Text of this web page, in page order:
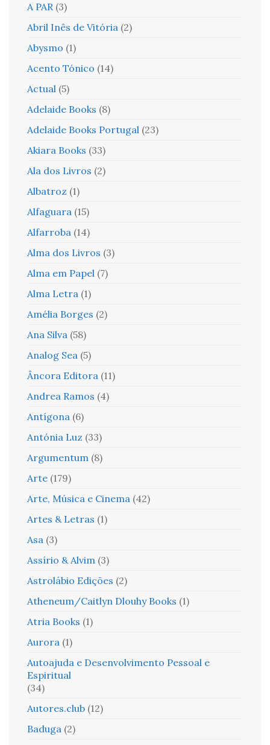
A PAR (3)
Abril Inês de Vitória (2)
Abysmo (1)
Acento Tónico (14)
Actual (5)
Adelaide Books (8)
Adelaide Books Portugal (23)
Akiara Books (33)
Ala dos Livros (2)
Albatroz (1)
Alfaguara (15)
Alfarroba (14)
Alma dos Livros (3)
Alma em Papel (7)
Alma Letra (1)
Amélia Borges (2)
Ana Silva (58)
Analog Sea (5)
Âncora Editora (11)
Andrea Ramos (4)
Antígona (6)
Antónia Luz (33)
Argumentum (8)
Arte (179)
Arte, Música e Cinema (42)
Artes & Letras (1)
Asa (3)
Assírio & Alvim (3)
Astrolábio Edições (2)
Atheneum/Caitlyn Dlouhy Books (1)
Atria Books (1)
Aurora (1)
Autoajuda e Desenvolvimento Pessoal e
Espiritual
(34)
Autores.club (12)
Baduga (2)